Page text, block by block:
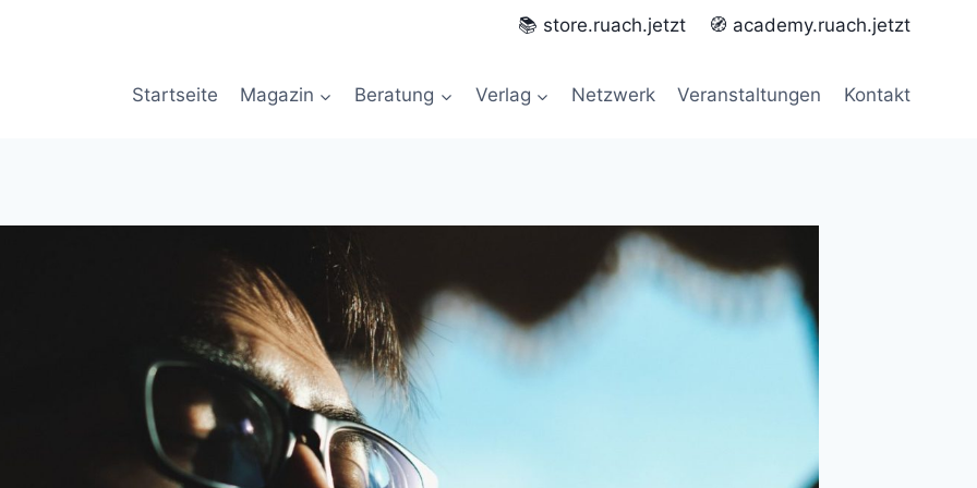
📚 store.ruach.jetzt 🧭 academy.ruach.jetzt
Startseite Magazin Beratung Verlag Netzwerk Veranstaltungen Kontakt